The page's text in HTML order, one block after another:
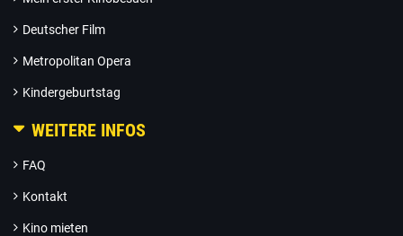
Deutscher Film
Metropolitan Opera
Kindergeburtstag
WEITERE INFOS
FAQ
Kontakt
Kino mieten